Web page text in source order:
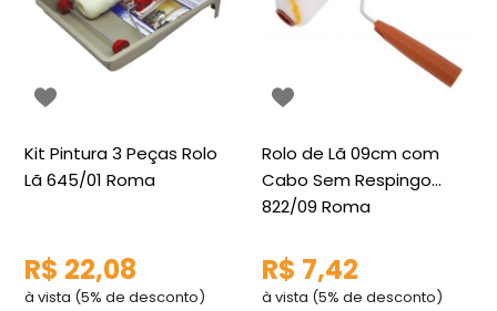
Kit Pintura 3 Peças Rolo
Lã 645/01 Roma
R$ 22,08
à vista (5% de desconto)
Rolo de Lã 09cm com
Cabo Sem Respingo
822/09 Roma
R$ 7,42
à vista (5% de desconto)